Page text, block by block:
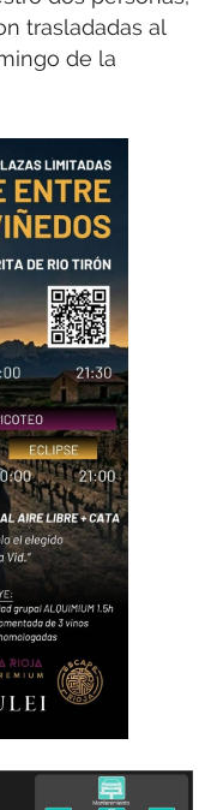
trasladadas al
de la